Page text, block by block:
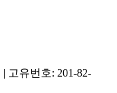
고유번호: 201-82-